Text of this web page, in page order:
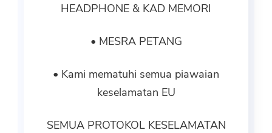
HEADPHONE & KAD MEMORI
• MESRA PETANG
• Kami mematuhi semua piawaian
keselamatan EU
SEMUA PROTOKOL KESELAMATAN